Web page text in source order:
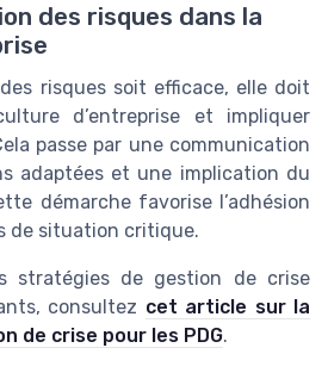
des risques dans la
risques soit efficace, elle doit
d’entreprise et impliquer
passe par une communication
adaptées et une implication du
démarche favorise l’adhésion
de situation critique.
stratégies de gestion de crise
consultez cet article sur la
de crise pour les PDG.